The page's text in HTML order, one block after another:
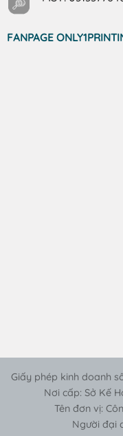
FANPAGE
Giấy phép kinh doanh
Nơi cấp: Sở Kế
Tên đơn vị:
Người đại